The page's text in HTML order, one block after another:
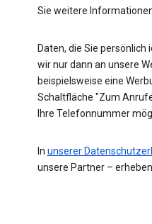
Sie weitere
Daten, die Sie
wir nur dann an unsere
beispielsweise eine
Schaltfläche "Zum
Ihre Telefonnummer
In unserer
unsere Partner –